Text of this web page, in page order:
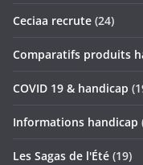
Ceciaa recrute (24)
Comparatifs produits
COVID 19 & handicap
Informations handicap
Les Sagas de l'Été (19)